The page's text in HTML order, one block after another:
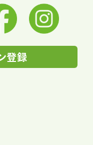
登録